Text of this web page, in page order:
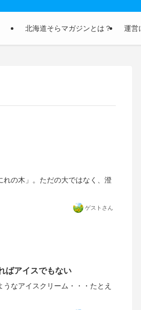
北海道そらマガジンとは？ 運営
の木」。ただの大ではなく、澄
ゲストさん
ばアイスでもない
うなアイスクリーム・・・たとえ